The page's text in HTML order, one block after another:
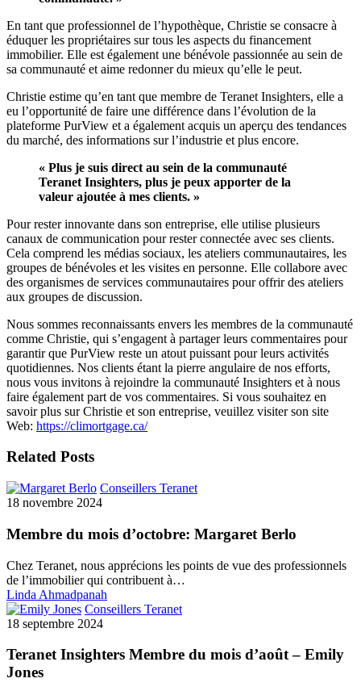
En tant que professionnel de l’hypothèque, Christie se consacre à
éduquer les propriétaires sur tous les aspects du financement
immobilier. Elle est également une bénévole passionnée au sein de
sa communauté et aime redonner du mieux qu’elle le peut.
Christie estime qu’en tant que membre de Teranet Insighters, elle a
eu l’opportunité de faire une différence dans l’évolution de la
plateforme PurView et a également acquis un aperçu des tendances
du marché, des informations sur l’industrie et plus encore.
« Plus je suis direct au sein de la communauté
Teranet Insighters, plus je peux apporter de la
valeur ajoutée à mes clients. »
Pour rester innovante dans son entreprise, elle utilise plusieurs
canaux de communication pour rester connectée avec ses clients.
Cela comprend les médias sociaux, les ateliers communautaires, les
groupes de bénévoles et les visites en personne. Elle collabore avec
des organismes de services communautaires pour offrir des ateliers
aux groupes de discussion.
Nous sommes reconnaissants envers les membres de la communauté
comme Christie, qui s’engagent à partager leurs commentaires pour
garantir que PurView reste un atout puissant pour leurs activités
quotidiennes. Nos clients étant la pierre angulaire de nos efforts,
nous vous invitons à rejoindre la communauté Insighters et à nous
faire également part de vos commentaires. Si vous souhaitez en
savoir plus sur Christie et son entreprise, veuillez visiter son site
Web: https://climortgage.ca/
Related Posts
Conseillers Teranet
18 novembre 2024
Membre du mois d’octobre: Margaret Berlo
Chez Teranet, nous apprécions les points de vue des professionnels
de l’immobilier qui contribuent à…
Linda Ahmadpanah
Conseillers Teranet
18 septembre 2024
Teranet Insighters Membre du mois d’août – Emily
Jones